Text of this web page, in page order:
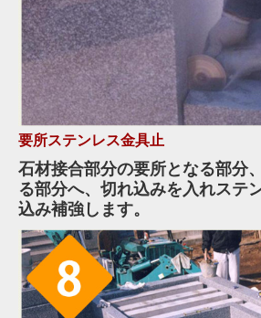
要所ステンレス金具止
石材接合部分の要所となる部分
る部分へ、切れ込みを入れステ
込み補強します。